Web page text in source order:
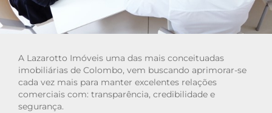
Locação: (41)
A Lazarotto Imóveis uma das mais conceituadas
imobiliárias de Colombo, vem buscando aprimorar-se
cada vez mais para manter excelentes relações
comerciais com: transparência, credibilidade e
segurança.